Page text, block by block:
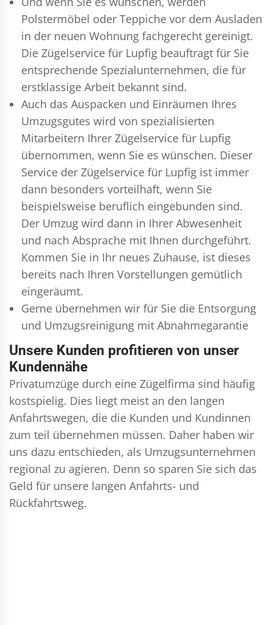
Polstermöbel oder Teppiche vor dem Ausladen
in der neuen Wohnung fachgerecht gereinigt.
Die Zügelservice für Lupfig beauftragt für Sie
entsprechende Spezialunternehmen, die für
erstklassige Arbeit bekannt sind.
Auch das Auspacken und Einräumen Ihres
Umzugsgutes wird von spezialisierten
Mitarbeitern Ihrer Zügelservice für Lupfig
übernommen, wenn Sie es wünschen. Dieser
Service der Zügelservice für Lupfig ist immer
dann besonders vorteilhaft, wenn Sie
beispielsweise beruflich eingebunden sind.
Der Umzug wird dann in Ihrer Abwesenheit
und nach Absprache mit Ihnen durchgeführt.
Kommen Sie in Ihr neues Zuhause, ist dieses
bereits nach Ihren Vorstellungen gemütlich
eingeräumt.
Gerne übernehmen wir für Sie die Entsorgung
und Umzugsreinigung mit Abnahmegarantie
Unsere Kunden profitieren von unser
Kundennähe
Privatumzüge durch eine Zügelfirma sind häufig
kostspielig. Dies liegt meist an den langen
Anfahrtswegen, die die Kunden und Kundinnen
zum teil übernehmen müssen. Daher haben wir
uns dazu entschieden, als Umzugsunternehmen
regional zu agieren. Denn so sparen Sie sich das
Geld für unsere langen Anfahrts- und
Rückfahrtsweg.